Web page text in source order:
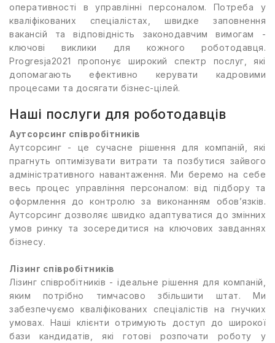
оперативності в управлінні персоналом. Потреба у
кваліфікованих спеціалістах, швидке заповнення
вакансій та відповідність законодавчим вимогам -
ключові виклики для кожного роботодавця.
Progresja2021 пропонує широкий спектр послуг, які
допомагають ефективно керувати кадровими
процесами та досягати бізнес-цілей.
Наші послуги для роботодавців
Аутсорсинг співробітників
Аутсорсинг - це сучасне рішення для компаній, які
прагнуть оптимізувати витрати та позбутися зайвого
адміністративного навантаження. Ми беремо на себе
весь процес управління персоналом: від підбору та
оформлення до контролю за виконанням обов’язків.
Аутсорсинг дозволяє швидко адаптуватися до змінних
умов ринку та зосередитися на ключових завданнях
бізнесу.
Лізинг співробітників
Лізинг співробітників - ідеальне рішення для компаній,
яким потрібно тимчасово збільшити штат. Ми
забезпечуємо кваліфікованих спеціалістів на гнучких
умовах. Наші клієнти отримують доступ до широкої
бази кандидатів, які готові розпочати роботу у